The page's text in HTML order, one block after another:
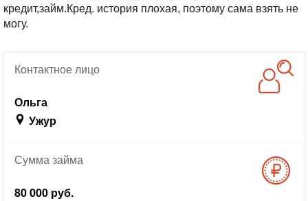
кредит,займ.Кред. история плохая, поэтому сама взять не
могу.
Контактноелицо
Ольга
Ужур
Суммазайма
80 000 руб.